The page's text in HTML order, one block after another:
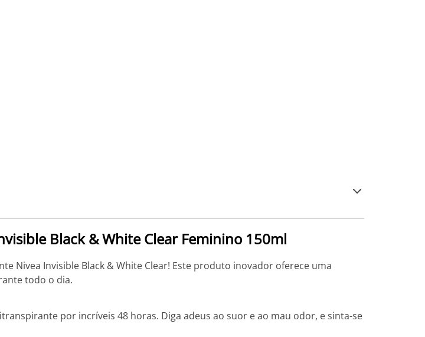
Black & White Clear Feminino 150ml
Nivea Invisible Black & White Clear! Este produto inovador oferece uma
todo o dia.
por incríveis 48 horas. Diga adeus ao suor e ao mau odor, e sinta-se